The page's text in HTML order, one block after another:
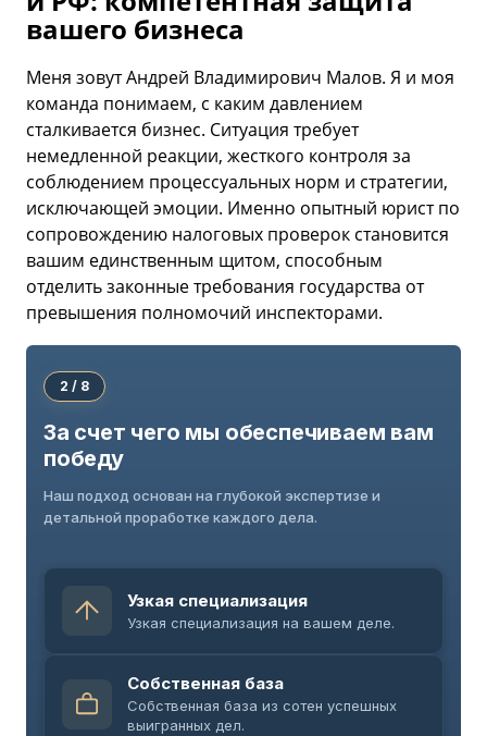
вашего бизнеса
Меня зовут Андрей Владимирович Малов. Я и моя
команда понимаем, с каким давлением
сталкивается бизнес. Ситуация требует
немедленной реакции, жесткого контроля за
соблюдением процессуальных норм и стратегии,
исключающей эмоции. Именно опытный юрист по
сопровождению налоговых проверок становится
вашим единственным щитом, способным
отделить законные требования государства от
превышения полномочий инспекторами.
2 / 8
За счет чего мы обеспечиваем вам
победу
Наш подход основан на глубокой экспертизе и
детальной проработке каждого дела.
Узкая специализация
Узкая специализация на вашем деле.
Собственная база
Собственная база из сотен успешных
выигранных дел.